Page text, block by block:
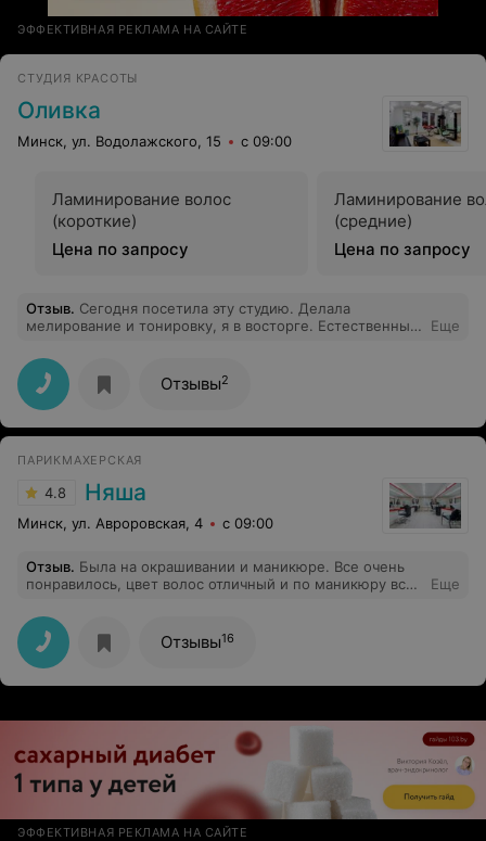
ЭФФЕКТИВНАЯ РЕКЛАМА НА САЙТЕ
СТУДИЯ КРАСОТЫ
Оливка
Минск, ул. Водолажского, 15 с 09:00
Ламинирование волос
(короткие)
Цена по запросу
Ламинирование
(средние)
Цена по запросу
Отзыв. Сегодня посетила эту студию. Делала
мелирование и тонировку, я в восторге. Естественный
салона. Пока ожидала время предложит выпить
чашечку кофе, и послушать музыку. Обстановка
располагающая,все выдержано в одном стиле.
Следующий раз буду записываться к тому же мастеру
уже и на стрижку.
Еще
Отзывы2
ПАРИКМАХЕРСКАЯ
4.8 Няша
Минск, ул. Авроровская, 4 с 09:00
Отзыв. Была на окрашивании и маникюре. Все очень
понравилось, цвет волос отличный и по маникюру все
Еще
Отзывы16
ЭФФЕКТИВНАЯ РЕКЛАМА НА САЙТЕ